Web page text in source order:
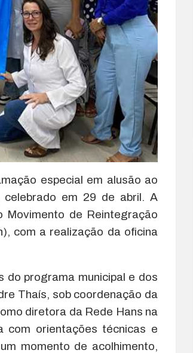
especial em alusão ao
celebrado em 29 de abril. A
Movimento de Reintegração
com a realização da oficina
do programa municipal e dos
Thaís, sob coordenação da
diretora da Rede Hans na
com orientações técnicas e
momento de acolhimento,